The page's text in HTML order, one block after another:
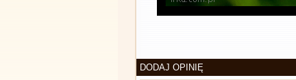
DODAJ OPINIĘ